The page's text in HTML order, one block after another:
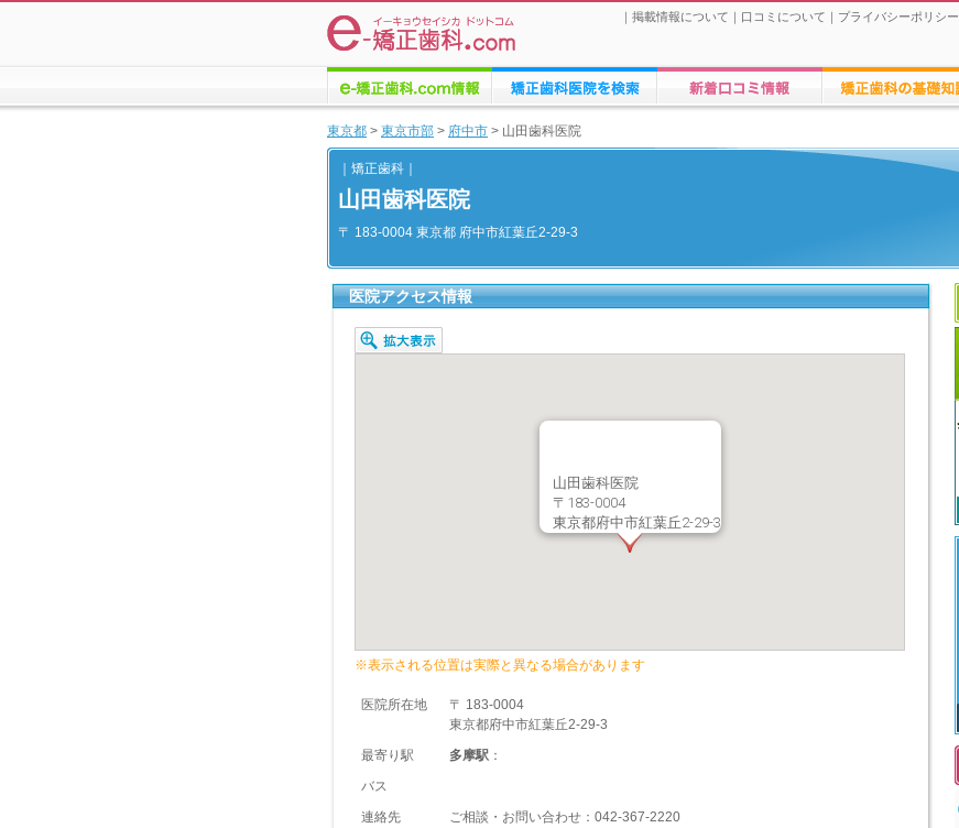
｜ 掲載情報について ｜ 口コミについて ｜ プライバシーポリシー
情報
東京都 > 東京市部 > 府中市 > 山田歯科医院
｜矯正歯科｜
山田歯科医院
〒 183-0004 東京都 府中市紅葉丘2-29-3
医院アクセス情報
山田歯科医院
〒183-0004
東京都府中市紅葉丘2-29-3
※表示される位置は実際と異なる場合があります
医院所在地
〒 183-0004
東京都府中市紅葉丘2-29-3
最寄り駅
多摩駅 ：
バス
連絡先
ご相談・お問い合わせ： 042-367-2220